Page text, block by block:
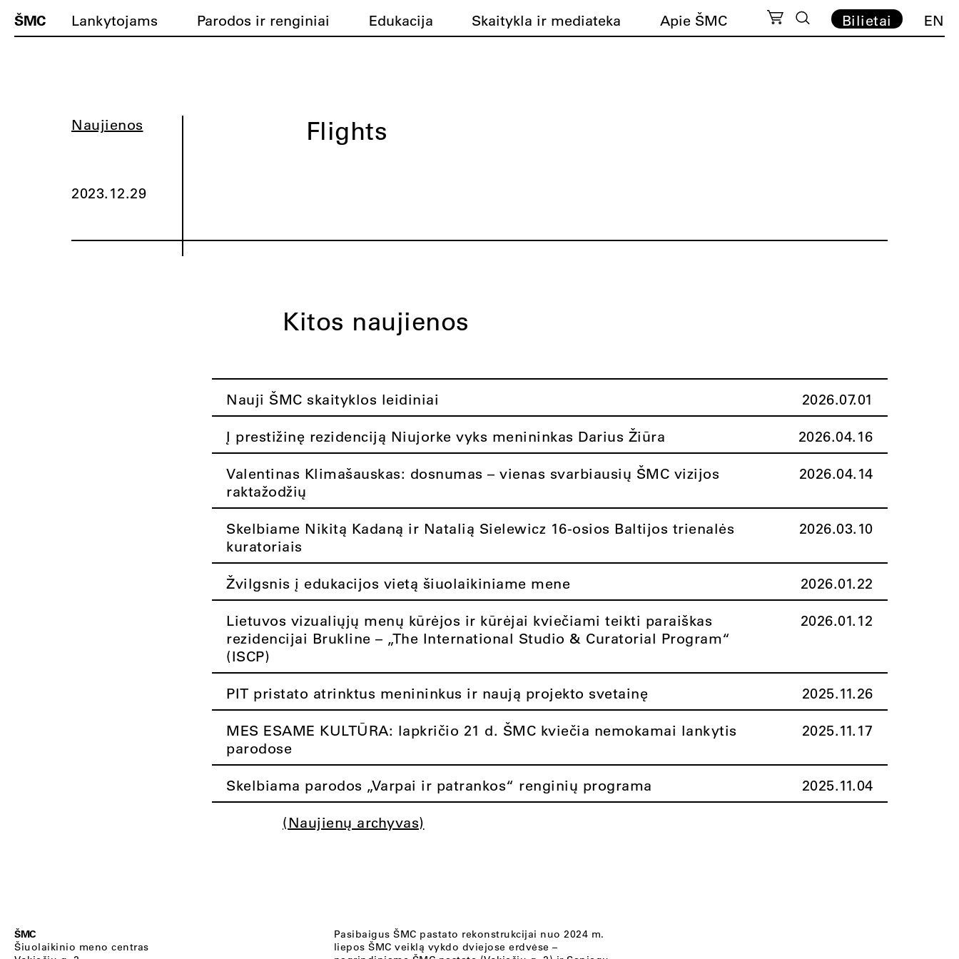
ŠMC Lankytojams Parodos ir renginiai Edukacija Skaitykla ir mediateka Apie ŠMC Bilietai EN
Naujienos
2023.12.29
Flights
Kitos naujienos
Nauji ŠMC skaityklos leidiniai 2026.07.01
Į prestižinę rezidenciją Niujorke vyks menininkas Darius Žiūra 2026.04.16
Valentinas Klimašauskas: dosnumas – vienas svarbiausių ŠMC vizijos
raktažodžių
2026.04.14
Skelbiame Nikitą Kadaną ir Natalią Sielewicz 16-osios Baltijos trienalės
kuratoriais
2026.03.10
Žvilgsnis į edukacijos vietą šiuolaikiniame mene 2026.01.22
Lietuvos vizualiųjų menų kūrėjos ir kūrėjai kviečiami teikti paraiškas
rezidencijai Brukline – „The International Studio & Curatorial Program“
(ISCP)
2026.01.12
PIT pristato atrinktus menininkus ir naują projekto svetainę 2025.11.26
MES ESAME KULTŪRA: lapkričio 21 d. ŠMC kviečia nemokamai lankytis
parodose
2025.11.17
Skelbiama parodos „Varpai ir patrankos“ renginių programa 2025.11.04
(Naujienų archyvas)
ŠMC
Šiuolaikinio meno centras
Pasibaigus ŠMC pastato rekonstrukcijai nuo 2024 m.
liepos ŠMC veiklą vykdo dviejose erdvėse –